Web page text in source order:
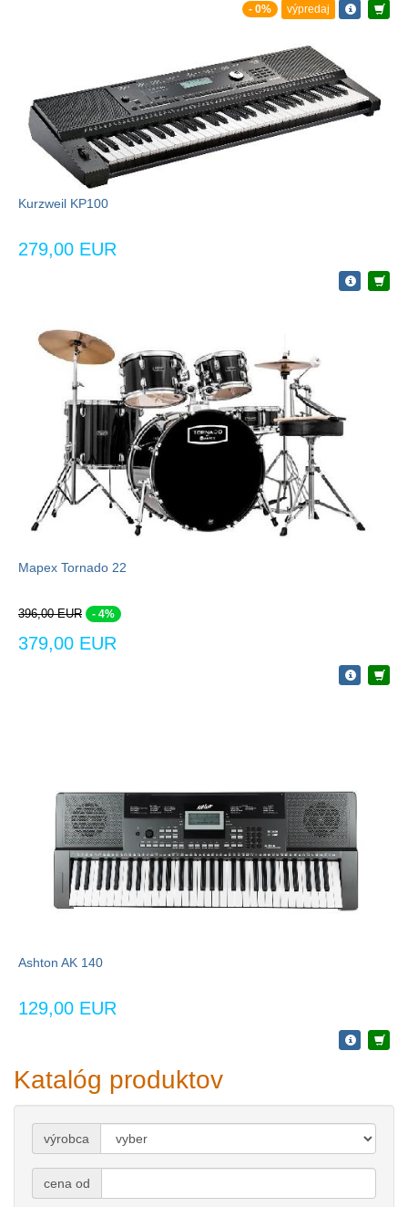
- 0% výpredaj
Kurzweil KP100
279,00 EUR
Mapex Tornado 22
396,00 EUR - 4%
379,00 EUR
Ashton AK 140
129,00 EUR
Katalóg produktov
výrobca
cena od